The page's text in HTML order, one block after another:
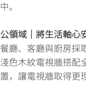
中。
公領域｜將生活軸心
餐廳、客廳與廚房採
淺色木紋電視牆搭配
置，讓電視牆取得更